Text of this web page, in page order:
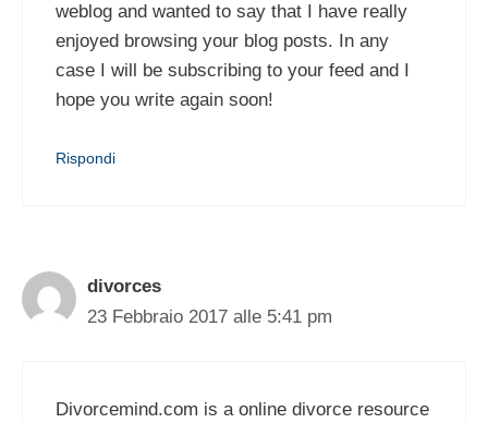
weblog and wanted to say that I have really
enjoyed browsing your blog posts. In any
case I will be subscribing to your feed and I
hope you write again soon!
Rispondi
divorces
23 Febbraio 2017 alle 5:41 pm
Divorcemind.com is a online divorce resource